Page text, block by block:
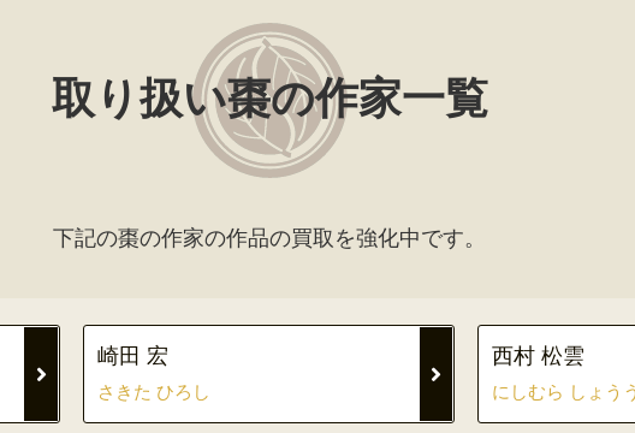
取り扱い棗の作家一覧
下記の棗の作家の作品の買取を強化中です。
崎田 宏
さきた ひろし
西村 松雲
にしむら しょう